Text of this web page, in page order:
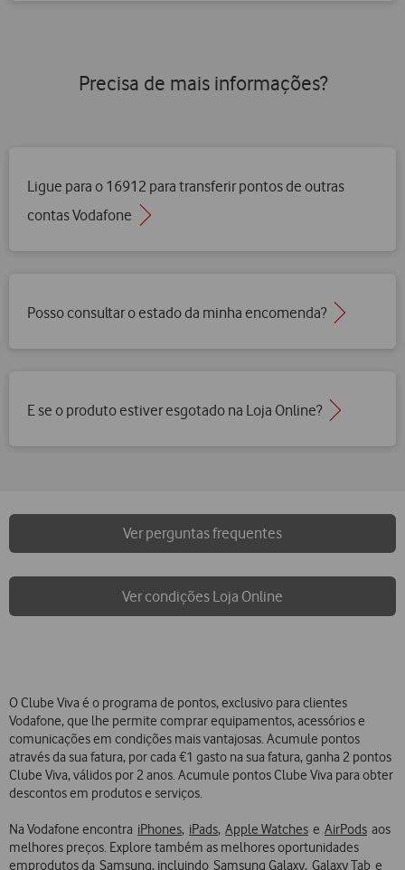
Precisa de mais informações?
Ligue para o 16912 para transferir pontos de outras
contas Vodafone
Posso consultar o estado da minha encomenda?
E se o produto estiver esgotado na Loja Online?
Ver perguntas frequentes
Ver condições Loja Online
O Clube Viva é o programa de pontos, exclusivo para clientes
Vodafone, que lhe permite comprar equipamentos, acessórios e
comunicações em condições mais vantajosas. Acumule pontos
através da sua fatura, por cada €1 gasto na sua fatura, ganha 2 pontos
Clube Viva, válidos por 2 anos. Acumule pontos Clube Viva para obter
descontos em produtos e serviços.
Na Vodafone encontra iPhones, iPads, Apple Watches e AirPods aos
melhores preços. Explore também as melhores oportunidades
emprodutos da Samsung, incluindo Samsung Galaxy, Galaxy Tab e